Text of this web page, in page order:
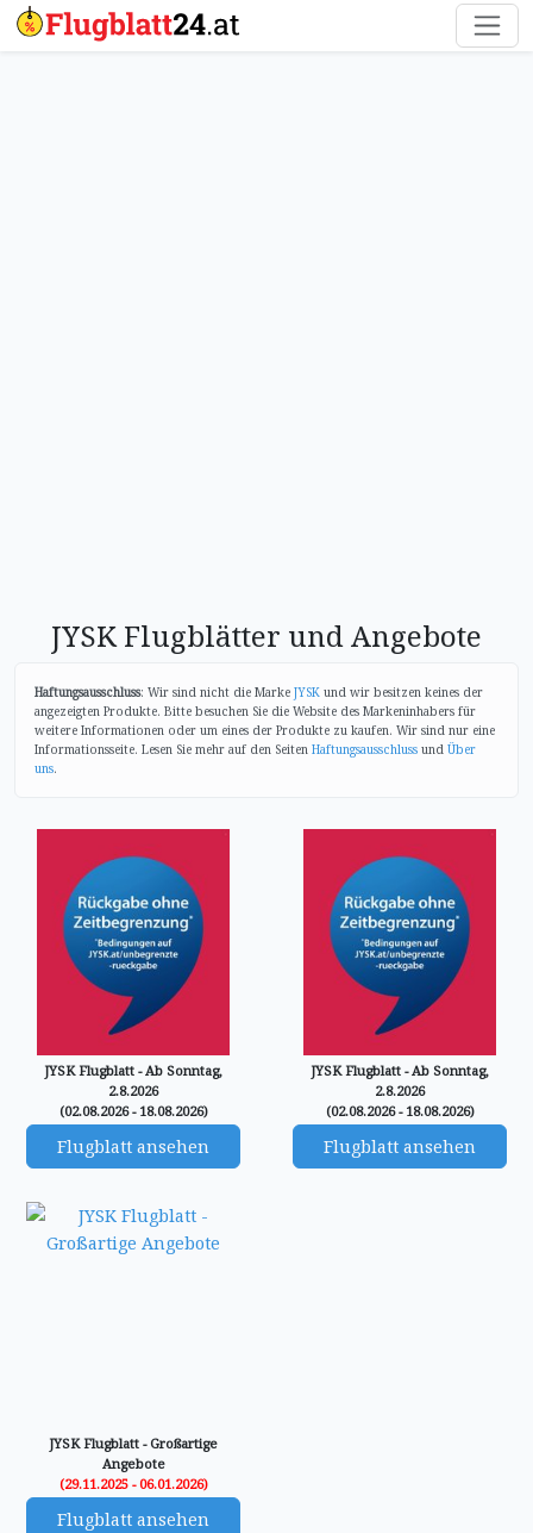
JYSK Flugblätter und Angebote
Haftungsausschluss: Wir sind nicht die Marke JYSK und wir besitzen keines der
angezeigten Produkte. Bitte besuchen Sie die Website des Markeninhabers für
weitere Informationen oder um eines der Produkte zu kaufen. Wir sind nur eine
Informationsseite. Lesen Sie mehr auf den Seiten Haftungsausschluss und Über
uns.
JYSK Flugblatt - Ab Sonntag,
2.8.2026
(02.08.2026 - 18.08.2026)
Flugblatt ansehen
JYSK Flugblatt - Ab Sonntag,
2.8.2026
(02.08.2026 - 18.08.2026)
Flugblatt ansehen
JYSK Flugblatt - Großartige
Angebote
(29.11.2025 - 06.01.2026)
Flugblatt ansehen